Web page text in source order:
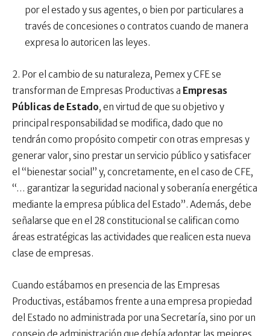
por el estado y sus agentes, o bien por particulares a
través de concesiones o contratos cuando de manera
expresa lo autoricen las leyes.
2. Por el cambio de su naturaleza, Pemex y CFE se
transforman de Empresas Productivas a Empresas
Públicas de Estado, en virtud de que su objetivo y
principal responsabilidad se modifica, dado que no
tendrán como propósito competir con otras empresas y
generar valor, sino prestar un servicio público y satisfacer
el “bienestar social” y, concretamente, en el caso de CFE,
“… garantizar la seguridad nacional y soberanía energética
mediante la empresa pública del Estado”. Además, debe
señalarse que en el 28 constitucional se califican como
áreas estratégicas las actividades que realicen esta nueva
clase de empresas.
Cuando estábamos en presencia de las Empresas
Productivas, estábamos frente a una empresa propiedad
del Estado no administrada por una Secretaría, sino por un